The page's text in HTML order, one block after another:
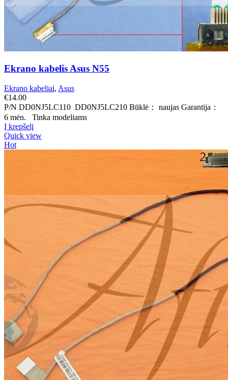
Ekrano kabelis Asus N55
Ekrano kabeliai, Asus
€14.00
P/N DD0NJ5LC110 DD0NJ5LC210 Būklė： naujas Garantija：
6 mėn. Tinka modeliams
Į krepšelį
Quick view
Hot